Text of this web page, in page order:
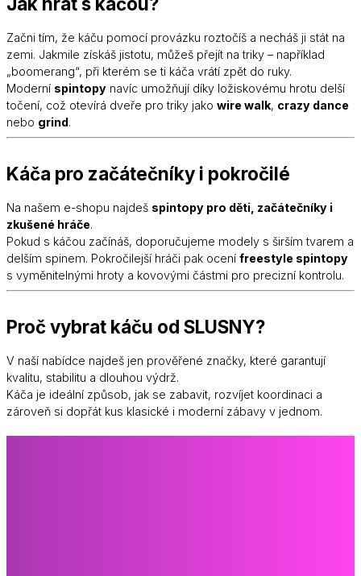
Začni tím, že káču pomocí provázku roztočíš a necháš ji stát na
zemi. Jakmile získáš jistotu, můžeš přejít na triky – například
„boomerang“, při kterém se ti káča vrátí zpět do ruky.
Moderní spintopy navíc umožňují díky ložiskovému hrotu delší
točení, což otevírá dveře pro triky jako wire walk, crazy dance
nebo grind.
Káča pro začátečníky i pokročilé
Na našem e-shopu najdeš spintopy pro děti, začátečníky i
zkušené hráče.
Pokud s káčou začínáš, doporučujeme modely s širším tvarem a
delším spinem. Pokročilejší hráči pak ocení freestyle spintopy
s vyměnitelnými hroty a kovovými částmi pro precizní kontrolu.
Proč vybrat káču od SLUSNY?
V naší nabídce najdeš jen prověřené značky, které garantují
kvalitu, stabilitu a dlouhou výdrž.
Káča je ideální způsob, jak se zabavit, rozvíjet koordinaci a
zároveň si dopřát kus klasické i moderní zábavy v jednom.